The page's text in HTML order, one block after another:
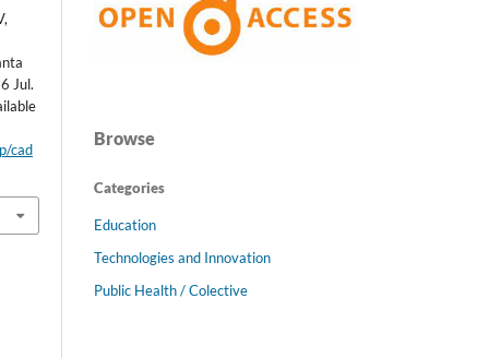
Jul.
cad
Browse
Categories
Education
Technologies and Innovation
Public Health / Colective